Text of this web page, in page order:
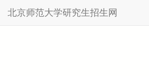
北京师范大学研究生招生网